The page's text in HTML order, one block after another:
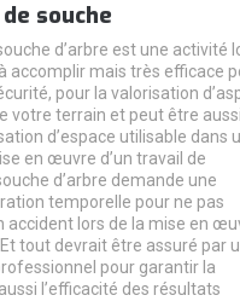
souche
d’arbre est une activité
accomplir mais très efficace
pour la valorisation
votre terrain et peut être aussi
d’espace utilisable dans
en œuvre d’un travail de
d’arbre demande une
temporelle pour ne pas
accident lors de la mise en
tout devrait être assuré par
pour garantir la
l’efficacité des résultats